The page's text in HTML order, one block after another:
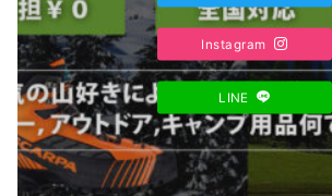
Instagram
LINE